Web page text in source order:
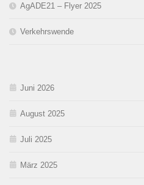
AgADE21 – Flyer 2025
Verkehrswende
Juni 2026
August 2025
Juli 2025
März 2025